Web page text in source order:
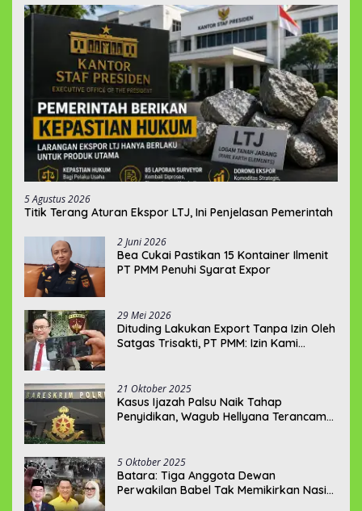
5 Agustus 2026
Titik Terang Aturan Ekspor LTJ, Ini Penjelasan Pemerintah
2 Juni 2026
‎Bea Cukai Pastikan 15 Kontainer Ilmenit
PT PMM Penuhi Syarat Expor
29 Mei 2026
‎Dituding Lakukan Export Tanpa Izin Oleh
Satgas Trisakti, PT PMM: Izin Kami
21 Oktober 2025
Kasus Ijazah Palsu Naik Tahap
Penyidikan, Wagub Hellyana Terancam
5 Oktober 2025
Batara: Tiga Anggota Dewan
Perwakilan Babel Tak Memikirkan Nasib